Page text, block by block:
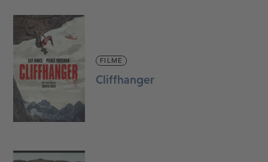
FILME
Cliffhanger